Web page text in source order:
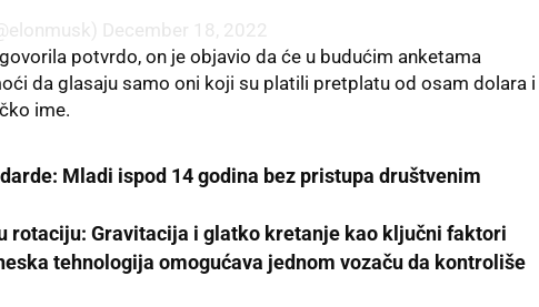
December 18, 2022
potvrdo, on je objavio da će u budućim anketama
da glasaju samo oni koji su platili pretplatu od osam dolara i
ime.
Mladi ispod 14 godina bez pristupa društvenim
rotaciju: Gravitacija i glatko kretanje kao ključni faktori
tehnologija omogućava jednom vozaču da kontroliše